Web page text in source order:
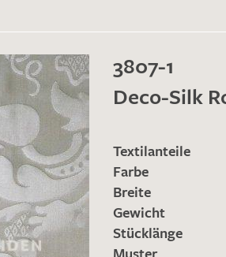
3807-1
Deco-Silk
Textilanteile
Farbe
Breite
Gewicht
Stücklänge
Muster